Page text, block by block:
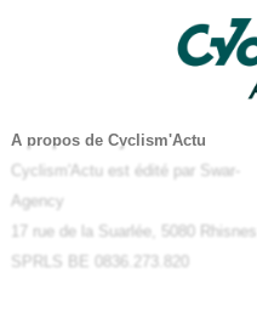
A propos de Cyclism'Actu
Cyclism'Actu est édité par Swar-
Agency
17 rue de la Suarlée, 5080 Rhisnes
SPRLS BE 0836.273.820